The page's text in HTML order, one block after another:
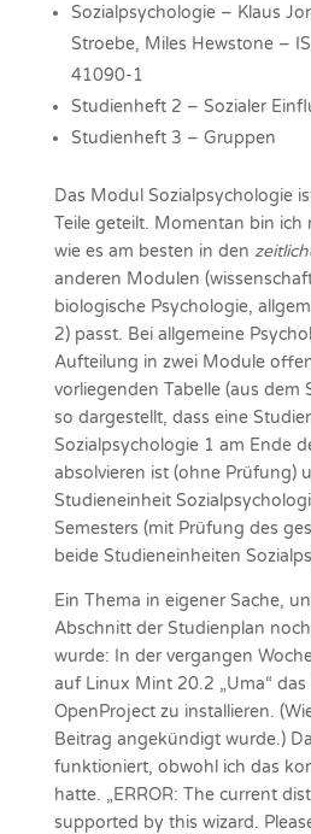
Sozialpsychologie – Klaus
Stroebe, Miles Hewstone –
41090-1
Studienheft 2 – Sozialer
Studienheft 3 – Gruppen
Das Modul Sozialpsychologie
Teile geteilt. Momentan bin ich
wie es am besten in den
anderen Modulen
biologische Psychologie,
2) passt. Bei allgemeine
Aufteilung in zwei Module
vorliegenden Tabelle (aus dem
so dargestellt, dass eine
Sozialpsychologie 1 am Ende
absolvieren ist (ohne Prüfung)
Studieneinheit
Semesters (mit Prüfung des
beide Studieneinheiten
Ein Thema in eigener Sache,
Abschnitt der Studienplan
wurde: In der vergangen
auf Linux Mint 20.2 „Uma“
OpenProject zu installieren.
Beitrag angekündigt wurde.)
funktioniert, obwohl ich das
hatte. „ERROR: The current
supported by this wizard.